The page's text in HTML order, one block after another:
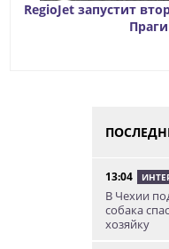
RegioJet запустит
13:04
В Чехии
собака
хозяйку